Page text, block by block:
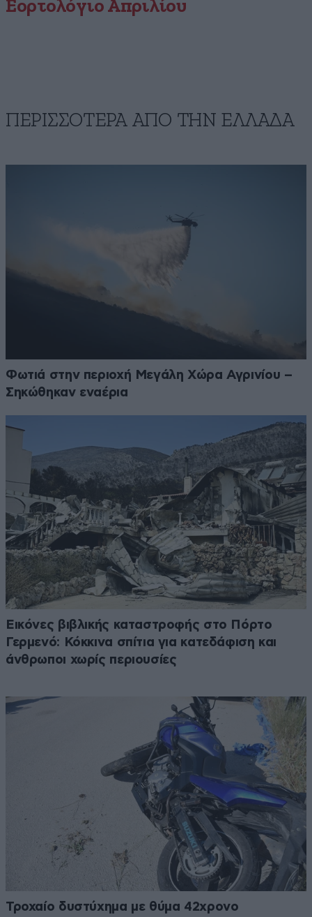
Εορτολόγιο Απριλίου
ΠΕΡΙΣΣΟΤΕΡΑ ΑΠΟ ΤΗΝ ΕΛΛΑΔΑ
Φωτιά στην περιοχή Μεγάλη Χώρα Αγρινίου –
Σηκώθηκαν εναέρια
Εικόνες βιβλικής καταστροφής στο Πόρτο
Γερμενό: Κόκκινα σπίτια για κατεδάφιση και
άνθρωποι χωρίς περιουσίες
Τροχαίο δυστύχημα με θύμα 42χρονο